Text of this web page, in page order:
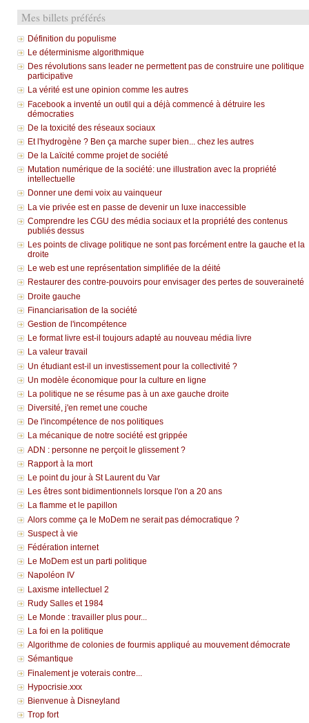
Mes billets préférés
Définition du populisme
Le déterminisme algorithmique
Des révolutions sans leader ne permettent pas de construire une politique
participative
La vérité est une opinion comme les autres
Facebook a inventé un outil qui a déjà commencé à détruire les
démocraties
De la toxicité des réseaux sociaux
Et l'hydrogène ? Ben ça marche super bien... chez les autres
De la Laïcité comme projet de société
Mutation numérique de la société: une illustration avec la propriété
intellectuelle
Donner une demi voix au vainqueur
La vie privée est en passe de devenir un luxe inaccessible
Comprendre les CGU des média sociaux et la propriété des contenus
publiés dessus
Les points de clivage politique ne sont pas forcément entre la gauche et la
droite
Le web est une représentation simplifiée de la déité
Restaurer des contre-pouvoirs pour envisager des pertes de souveraineté
Droite gauche
Financiarisation de la société
Gestion de l'incompétence
Le format livre est-il toujours adapté au nouveau média livre
La valeur travail
Un étudiant est-il un investissement pour la collectivité ?
Un modèle économique pour la culture en ligne
La politique ne se résume pas à un axe gauche droite
Diversité, j'en remet une couche
De l'incompétence de nos politiques
La mécanique de notre société est grippée
ADN : personne ne perçoit le glissement ?
Rapport à la mort
Le point du jour à St Laurent du Var
Les êtres sont bidimentionnels lorsque l'on a 20 ans
La flamme et le papillon
Alors comme ça le MoDem ne serait pas démocratique ?
Suspect à vie
Fédération internet
Le MoDem est un parti politique
Napoléon IV
Laxisme intellectuel 2
Rudy Salles et 1984
Le Monde : travailler plus pour...
La foi en la politique
Algorithme de colonies de fourmis appliqué au mouvement démocrate
Sémantique
Finalement je voterais contre...
Hypocrisie.xxx
Bienvenue à Disneyland
Trop fort